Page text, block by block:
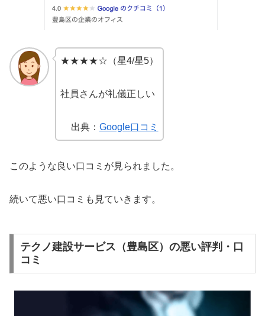
★★★★☆（星4/星5）
社員さんが礼儀正しい
出典： Google口コミ
このような良い口コミが見られました。
続いて悪い口コミも見ていきます。
テクノ建設サービス（豊島区）の悪い評判・口
コミ